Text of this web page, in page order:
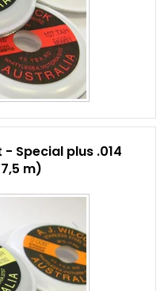
Special plus .014
m)